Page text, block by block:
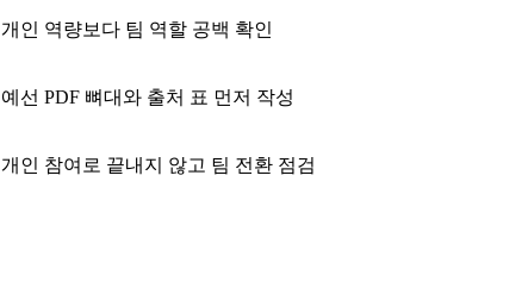
개인 역량보다 팀 역할 공백 확인
예선 PDF 뼈대와 출처 표 먼저 작성
개인 참여로 끝내지 않고 팀 전환 점검